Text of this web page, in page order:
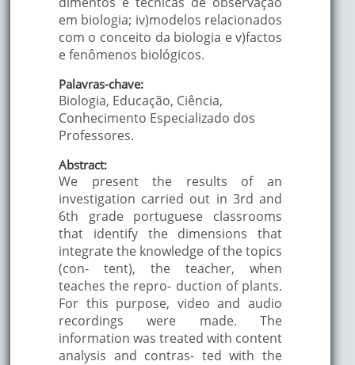
em biologia; iv)modelos relacionados
com o conceito da biologia e v)factos
e fenômenos biológicos.
Palavras-chave:
Biologia, Educação, Ciência,
Conhecimento Especializado dos
Professores.
Abstract:
We present the results of an
investigation carried out in 3rd and
6th grade portuguese classrooms
that identify the dimensions that
integrate the knowledge of the topics
(con- tent), the teacher, when
teaches the repro- duction of plants.
For this purpose, video and audio
recordings were made. The
information was treated with content
analysis and contras- ted with the